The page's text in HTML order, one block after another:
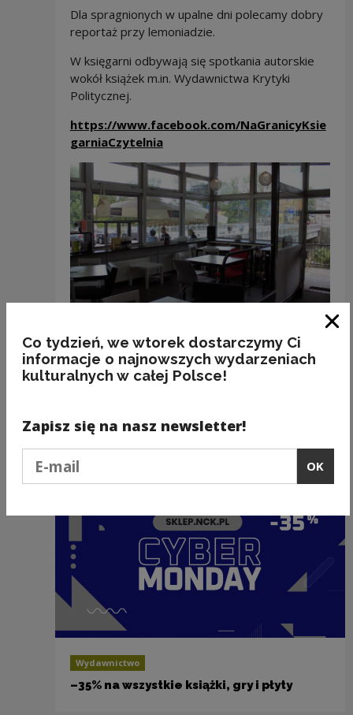
Dla spragnionych w upalne dni polecamy dobry
reportaż przy lemoniadzie.
W księgarni odbywają się spotkania autorskie
wokół książek m.in. Wydawnictwa Krytyki
Politycznej.
https://www.facebook.com/NaGranicyKsie
garniaCzytelnia
Wydawnictwo
–35% na wszystkie książki, gry i płyty
Co tydzień, we wtorek dostarczymy Ci
informacje o najnowszych wydarzeniach
kulturalnych w całej Polsce!
Zapisz się na nasz newsletter!
OK